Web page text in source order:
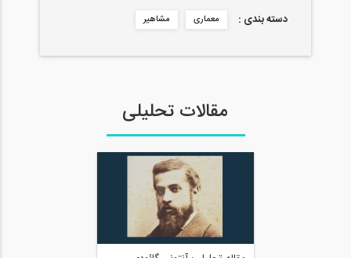
دسته بندی : معماری مشاهیر
مقالات تحلیلی